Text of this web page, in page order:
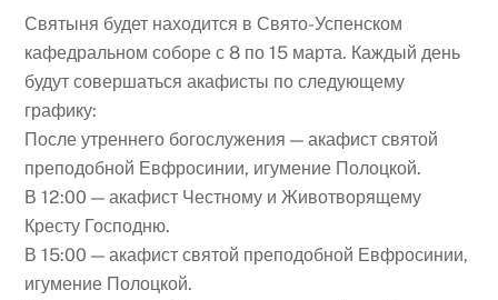
Святыня будет находится в Свято-Успенском
кафедральном соборе с 8 по 15 марта. Каждый день
будут совершаться акафисты по следующему
графику:
После утреннего богослужения — акафист святой
преподобной Евфросинии, игумение Полоцкой.
В 12:00 — акафист Честному и Животворящему
Кресту Господню.
В 15:00 — акафист святой преподобной Евфросинии,
игумение Полоцкой.